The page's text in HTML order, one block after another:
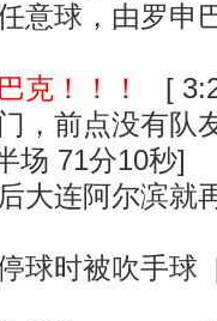
意球，由罗申
克！！！
[
，前点没有队
场 71分10秒]
大连阿尔滨就
球时被吹手球